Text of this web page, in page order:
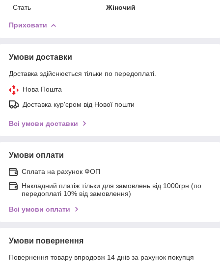
Стать
Жіночий
Приховати
Умови доставки
Доставка здійснюється тільки по передоплаті.
Нова Пошта
Доставка кур'єром від Нової пошти
Всі умови доставки
Умови оплати
Сплата на рахунок ФОП
Накладний платіж тільки для замовлень від 1000грн (по
передоплаті 10% від замовлення)
Всі умови оплати
Умови повернення
Повернення товару впродовж 14 днів за рахунок покупця